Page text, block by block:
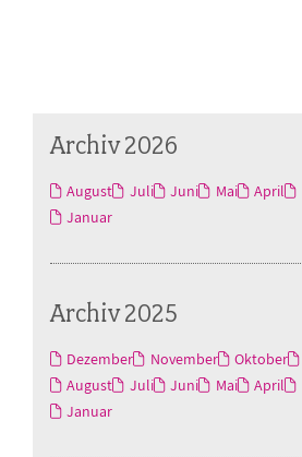
Archiv 2026
August Juli Juni Mai April
Januar
Archiv 2025
Dezember November Oktober
August
Juli Juni Mai April
Januar